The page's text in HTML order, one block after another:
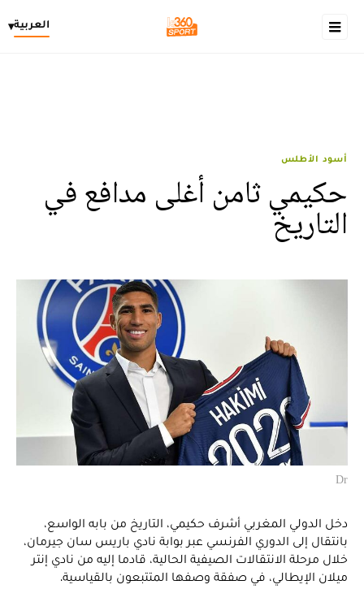
العربية▾
أسود الأطلس
حكيمي ثامن أغلى مدافع في
التاريخ
Dr
دخل الدولي المغربي أشرف حكيمي، التاريخ من بابه الواسع،
بانتقال إلى الدوري الفرنسي عبر بوابة نادي باريس سان جيرمان،
خلال مرحلة الانتقالات الصيفية الحالية، قادما إليه من نادي إنتر
ميلان الإيطالي، في صفقة وصفها المتتبعون بالقياسية.